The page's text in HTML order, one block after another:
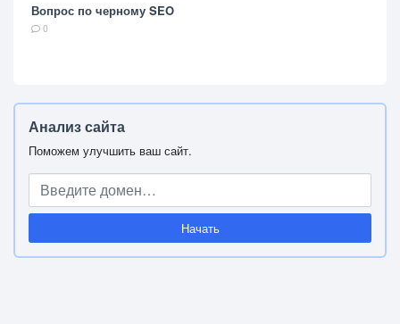
Вопрос по черному SEO
0
Анализ сайта
Поможем улучшить ваш сайт.
Начать